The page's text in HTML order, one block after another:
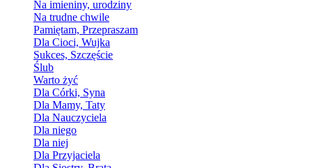
Na imieniny, urodziny
Na trudne chwile
Pamiętam, Przepraszam
Dla Cioci, Wujka
Sukces, Szczęście
Ślub
Warto żyć
Dla Córki, Syna
Dla Mamy, Taty
Dla Nauczyciela
Dla niego
Dla niej
Dla Przyjaciela